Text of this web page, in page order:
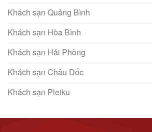
Khách sạn Quảng Bình
Khách sạn Hòa Bình
Khách sạn Hải Phòng
Khách sạn Châu Đốc
Khách sạn Pleiku